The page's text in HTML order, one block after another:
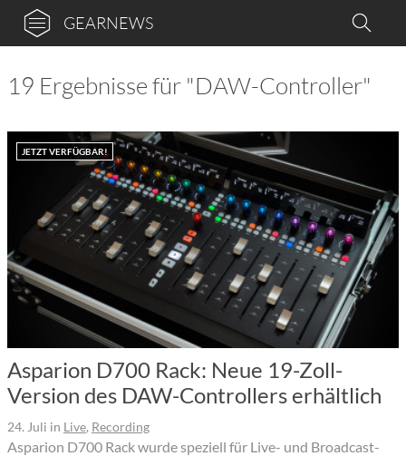
GEARNEWS
19 Ergebnisse für "DAW-Controller"
JETZT VERFÜGBAR!
Asparion D700 Rack: Neue 19-Zoll-
Version des DAW-Controllers erhältlich
24. Juli in Live, Recording
Asparion D700 Rack wurde speziell für Live- und Broadcast-